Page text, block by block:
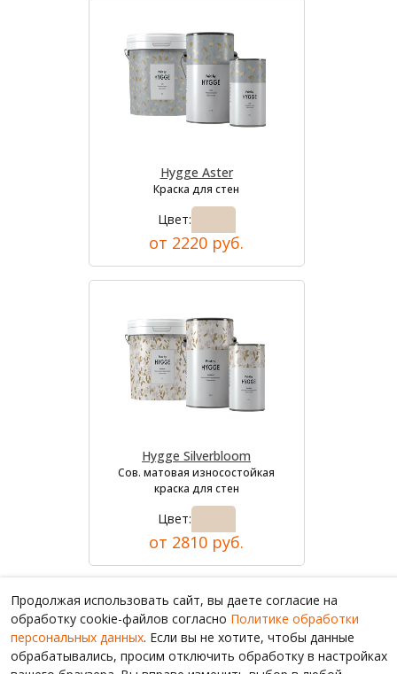
Hygge Aster
Краска для стен
Цвет:
от 2220 руб.
Hygge Silverbloom
Сов. матовая износостойкая
краска для стен
Цвет:
от 2810 руб.
Продолжая использовать сайт, вы даете согласие на
обработку cookie-файлов согласно Политике обработки
персональных данных. Если вы не хотите, чтобы данные
обрабатывались, просим отключить обработку в настройках